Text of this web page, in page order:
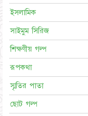
ইসলামিক
সাইমুম সিরিজ
শিক্ষণীয় গল্প
রূপকথা
স্মৃতির পাতা
ছোট গল্প